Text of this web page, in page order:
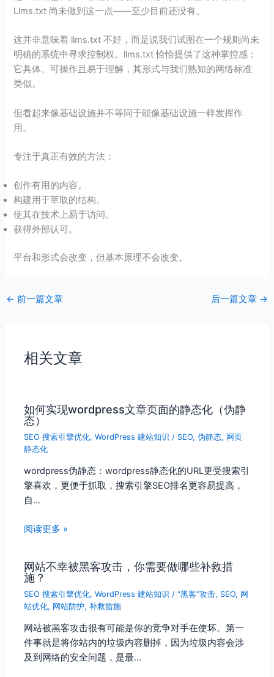
Llms.txt 尚未做到这一点——至少目前还没有。
这并非意味着 llms.txt 不好，而是说我们试图在一个规则尚未
明确的系统中寻求控制权。llms.txt 恰恰提供了这种掌控感：
它具体、可操作且易于理解，其形式与我们熟知的网络标准
类似。
但看起来像基础设施并不等同于能像基础设施一样发挥作
用。
专注于真正有效的方法：
创作有用的内容。
构建用于萃取的结构。
使其在技术上易于访问。
获得外部认可。
平台和形式会改变，但基本原理不会改变。
← 前一篇文章 后一篇文章 →
相关文章
如何实现wordpress文章页面的静态化（伪静
态）
SEO 搜索引擎优化,WordPress 建站知识 / SEO,伪静态, 网页
静态化
wordpress伪静态：wordpress静态化的URL更受搜索引
擎喜欢，更便于抓取，搜索引擎SEO排名更容易提高，
自…
阅读更多 »
网站不幸被黑客攻击，你需要做哪些补救措
施？
SEO 搜索引擎优化,WordPress 建站知识 /“黑客”攻击, SEO, 网
站优化, 网站防护,补救措施
网站被黑客攻击很有可能是你的竞争对手在使坏。第一
件事就是将你站内的垃圾内容删掉，因为垃圾内容会涉
及到网络的安全问题，是最…